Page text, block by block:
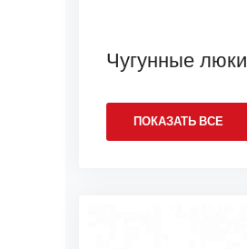
Чугунные люки
ПОКАЗАТЬ ВСЕ